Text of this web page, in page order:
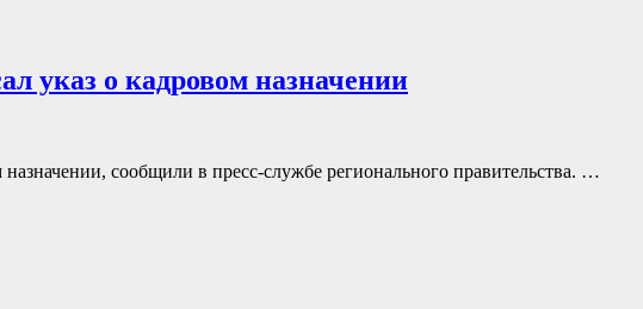
указ о кадровом назначении
сообщили в пресс-службе регионального правительства. …